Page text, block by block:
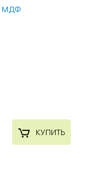
МДФ
КУПИТЬ